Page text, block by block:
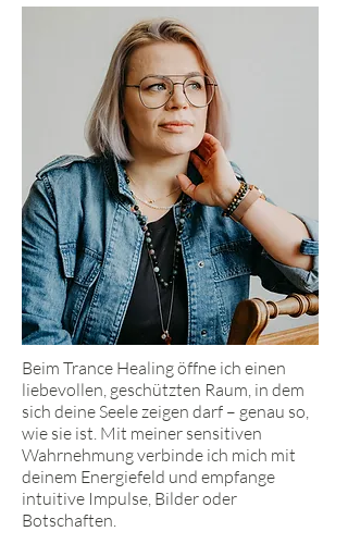
Beim Trance Healing öffne ich einen
liebevollen, geschützten Raum, in dem
sich deine Seele zeigen darf – genau so,
wie sie ist. Mit meiner sensitiven
Wahrnehmung verbinde ich mich mit
deinem Energiefeld und empfange
intuitive Impulse, Bilder oder
Botschaften.